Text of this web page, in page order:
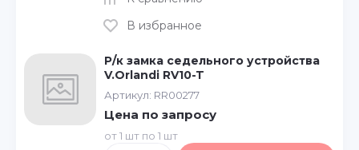
В избранное
Р/к замка седельного устройства
V.Orlandi RV10-T
Артикул: RR00277
Цена по запросу
от 1 шт по 1 шт